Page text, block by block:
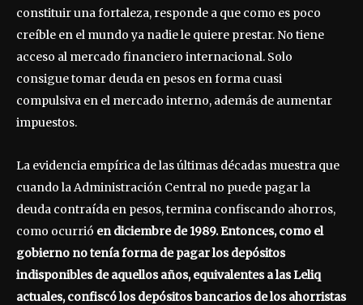
constituir una fortaleza, responde a que como es poco
creíble en el mundo ya nadie le quiere prestar. No tiene
acceso al mercado financiero internacional. Solo
consigue tomar deuda en pesos en forma cuasi
compulsiva en el mercado interno, además de aumentar
impuestos.
La evidencia empírica de las últimas décadas muestra que
cuando la Administración Central no puede pagar la
deuda contraída en pesos, termina confiscando ahorros,
como ocurrió en diciembre de 1989. Entonces, como el
gobierno no tenía forma de pagar los depósitos
indisponibles de aquellos años, equivalentes a las Leliq
actuales, confiscó los depósitos bancarios de los ahorristas